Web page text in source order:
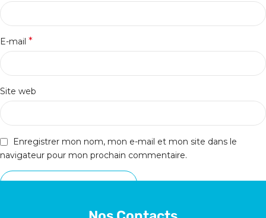
E-mail *
Site web
Enregistrer mon nom, mon e-mail et mon site dans le
navigateur pour mon prochain commentaire.